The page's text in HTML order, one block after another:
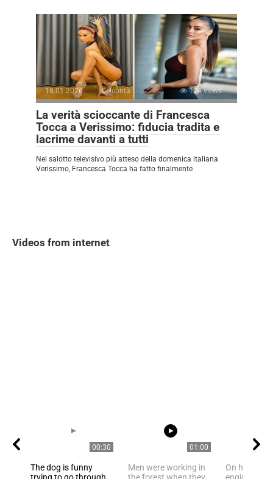
18.01.2026 Celebrità 124 views
La verità scioccante di Francesca
Tocca a Verissimo: fiducia tradita e
lacrime davanti a tutti
Nel salotto televisivo più atteso della domenica italiana
Verissimo, Francesca Tocca ha fatto finalmente
Videos from internet
00:30
The dog is funny
01:00
Men were working in
On his own,